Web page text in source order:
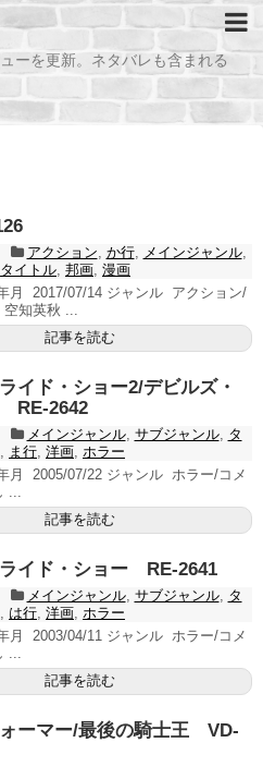
ーを更新。ネタバレも含まれる
アクション か行, メインジャンル,
タイトル 邦画 漫画
月 2017/07/14 ジャンル アクション/
知英秋 ...
記事を読む
イド・ショー2/デビルズ・
RE-2642
メインジャンル, サブジャンル, タ
ま行 洋画 ホラー
月 2005/07/22 ジャンル ホラー/コメ
記事を読む
イド・ショー RE-2641
メインジャンル, サブジャンル, タ
は行 洋画 ホラー
月 2003/04/11 ジャンル ホラー/コメ
記事を読む
ォーマー/最後の騎士王 VD-